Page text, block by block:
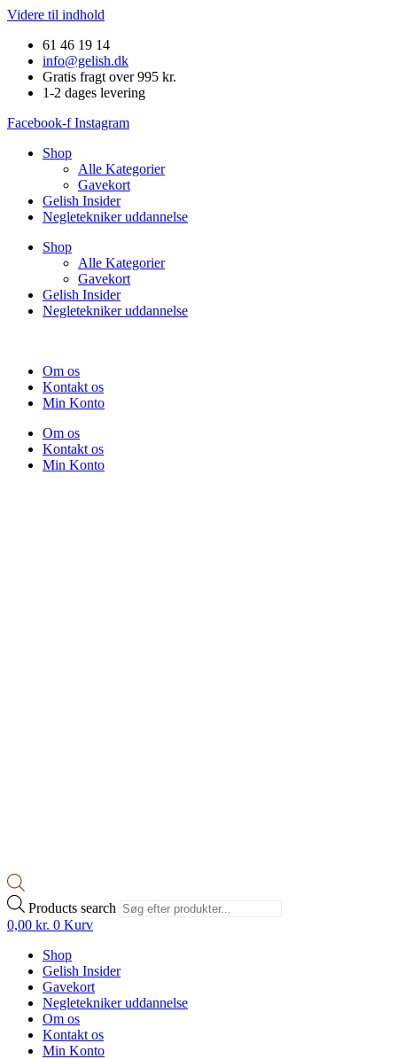
Videre til indhold
61 46 19 14
info@gelish.dk
Gratis fragt over 995 kr.
1-2 dages levering
Facebook-f Instagram
Shop
Alle Kategorier
Gavekort
Gelish Insider
Negletekniker uddannelse
Shop
Alle Kategorier
Gavekort
Gelish Insider
Negletekniker uddannelse
Om os
Kontakt os
Min Konto
Om os
Kontakt os
Min Konto
Products search
0,00 kr. 0 Kurv
Shop
Gelish Insider
Gavekort
Negletekniker uddannelse
Om os
Kontakt os
Min Konto